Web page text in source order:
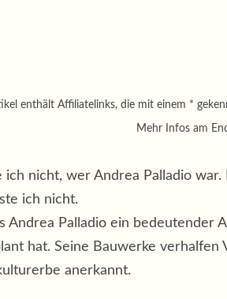
enthält Affiliatelinks, die mit einem *
Mehr Infos am
nicht, wer Andrea Palladio war.
ich nicht.
Andrea Palladio ein bedeutender
hat. Seine Bauwerke verhalfen
anerkannt.